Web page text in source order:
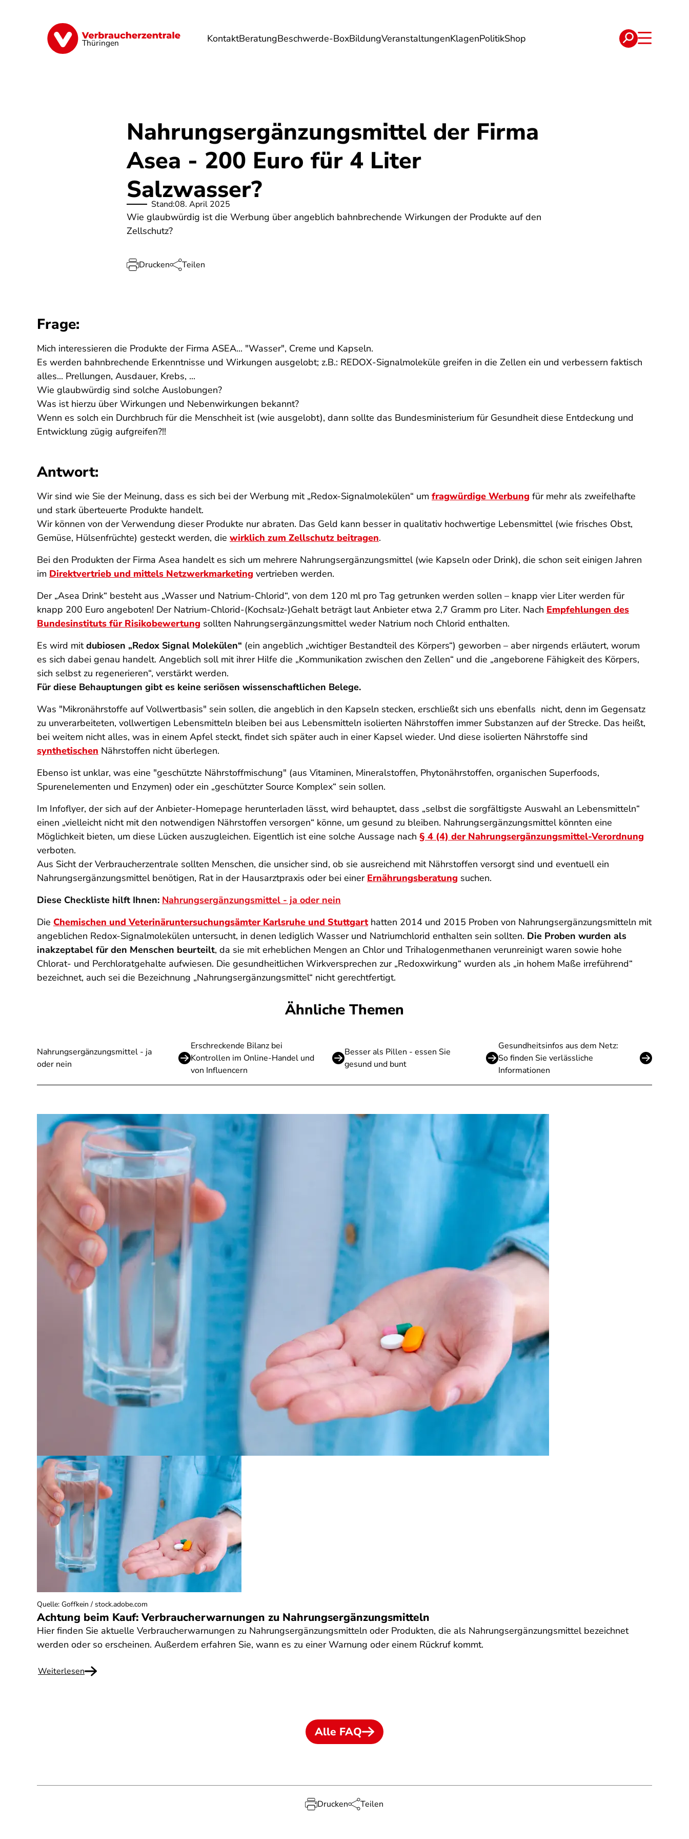
Thüringen KontaktBeratungBeschwerde-BoxBildungVeranstaltungenKlagenPolitikShop
Finanzen Digitales Lebensmittel Umwelt Gesundheit Energie Reise Verträge
Nahrungsergänzungsmittel der Firma
Asea - 200 Euro für 4 Liter
Salzwasser?
Stand:08. April 2025
Wie glaubwürdig ist die Werbung über angeblich bahnbrechende Wirkungen der Produkte auf den
Zellschutz?
Drucken Teilen
Frage:
Mich interessieren die Produkte der Firma ASEA... "Wasser", Creme und Kapseln.
Es werden bahnbrechende Erkenntnisse und Wirkungen ausgelobt; z.B.: REDOX-Signalmoleküle greifen in die Zellen ein und verbessern faktisch
alles... Prellungen, Ausdauer, Krebs, ...
Wie glaubwürdig sind solche Auslobungen?
Was ist hierzu über Wirkungen und Nebenwirkungen bekannt?
Wenn es solch ein Durchbruch für die Menschheit ist (wie ausgelobt), dann sollte das Bundesministerium für Gesundheit diese Entdeckung und
Entwicklung zügig aufgreifen?!!
Antwort:
Wir sind wie Sie der Meinung, dass es sich bei der Werbung mit „Redox-Signalmolekülen“ um fragwürdige Werbung für mehr als zweifelhafte
und stark überteuerte Produkte handelt.
Wir können von der Verwendung dieser Produkte nur abraten. Das Geld kann besser in qualitativ hochwertige Lebensmittel (wie frisches Obst,
Gemüse, Hülsenfrüchte) gesteckt werden, die wirklich zum Zellschutz beitragen.
Bei den Produkten der Firma Asea handelt es sich um mehrere Nahrungsergänzungsmittel (wie Kapseln oder Drink), die schon seit einigen Jahren
im Direktvertrieb und mittels Netzwerkmarketing vertrieben werden.
Der „Asea Drink“ besteht aus „Wasser und Natrium-Chlorid“, von dem 120 ml pro Tag getrunken werden sollen – knapp vier Liter werden für
knapp 200 Euro angeboten! Der Natrium-Chlorid-(Kochsalz-)Gehalt beträgt laut Anbieter etwa 2,7 Gramm pro Liter. Nach Empfehlungen des
Bundesinstituts für Risikobewertung sollten Nahrungsergänzungsmittel weder Natrium noch Chlorid enthalten.
Es wird mitdubiosen „Redox Signal Molekülen“ (ein angeblich „wichtiger Bestandteil des Körpers“) geworben – aber nirgends erläutert, worum
es sich dabei genau handelt. Angeblich soll mit ihrer Hilfe die „Kommunikation zwischen den Zellen“ und die „angeborene Fähigkeit des Körpers,
sich selbst zu regenerieren“, verstärkt werden.
Für diese Behauptungen gibt es keine seriösen wissenschaftlichen Belege.
Was "Mikronährstoffe auf Vollwertbasis" sein sollen, die angeblich in den Kapseln stecken, erschließt sich uns ebenfalls nicht, denn im Gegensatz
zu unverarbeiteten, vollwertigen Lebensmitteln bleiben bei aus Lebensmitteln isolierten Nährstoffen immer Substanzen auf der Strecke. Das heißt,
bei weitem nicht alles, was in einem Apfel steckt, findet sich später auch in einer Kapsel wieder. Und diese isolierten Nährstoffe sind
synthetischen Nährstoffen nicht überlegen.
Ebenso ist unklar, was eine "geschützte Nährstoffmischung" (aus Vitaminen, Mineralstoffen, Phytonährstoffen, organischen Superfoods,
Spurenelementen und Enzymen) oder ein „geschützter Source Komplex“ sein sollen.
Im Infoflyer, der sich auf der Anbieter-Homepage herunterladen lässt, wird behauptet, dass „selbst die sorgfältigste Auswahl an Lebensmitteln“
einen „vielleicht nicht mit den notwendigen Nährstoffen versorgen“ könne, um gesund zu bleiben. Nahrungsergänzungsmittel könnten eine
Möglichkeit bieten, um diese Lücken auszugleichen. Eigentlich ist eine solche Aussage nach § 4 (4) der Nahrungsergänzungsmittel-Verordnung
verboten.
Aus Sicht der Verbraucherzentrale sollten Menschen, die unsicher sind, ob sie ausreichend mit Nährstoffen versorgt sind und eventuell ein
Nahrungsergänzungsmittel benötigen, Rat in der Hausarztpraxis oder bei einer Ernährungsberatung suchen.
Diese Checkliste hilft Ihnen: Nahrungsergänzungsmittel - ja oder nein
Die Chemischen und Veterinäruntersuchungsämter Karlsruhe und Stuttgarthatten 2014 und 2015 Proben von Nahrungsergänzungsmitteln mit
angeblichen Redox-Signalmolekülen untersucht, in denen lediglich Wasser und Natriumchlorid enthalten sein sollten. Die Proben wurden als
inakzeptabel für den Menschen beurteilt, da sie mit erheblichen Mengen an Chlor und Trihalogenmethanen verunreinigt waren sowie hohe
Chlorat- und Perchloratgehalte aufwiesen. Die gesundheitlichen Wirkversprechen zur „Redoxwirkung“ wurden als „in hohem Maße irreführend“
bezeichnet, auch sei die Bezeichnung „Nahrungsergänzungsmittel“ nicht gerechtfertigt.
Ähnliche Themen
Nahrungsergänzungsmittel - ja
oder nein
Erschreckende Bilanz bei
Kontrollen im Online-Handel und
von Influencern
Besser als Pillen - essen Sie
gesund und bunt
Gesundheitsinfos aus dem Netz:
So finden Sie verlässliche
Informationen
Achtung beim Kauf: Verbraucherwarnungen zu Nahrungsergänzungsmitteln
Hier finden Sie aktuelle Verbraucherwarnungen zu Nahrungsergänzungsmitteln oder Produkten, die als Nahrungsergänzungsmittel bezeichnet
werden oder so erscheinen. Außerdem erfahren Sie, wann es zu einer Warnung oder einem Rückruf kommt.
Weiterlesen
Quelle: Goffkein / stock.adobe.com
Alle FAQ
Drucken Teilen